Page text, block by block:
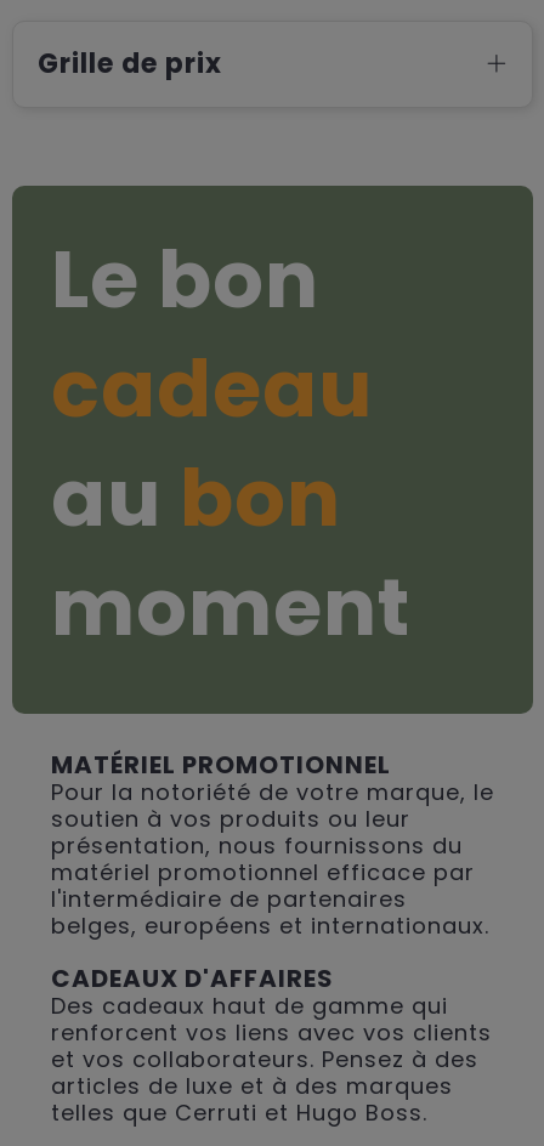
Grille de prix
Le bon
cadeau
au bon
moment
MATÉRIEL PROMOTIONNEL
Pour la notoriété de votre marque, le
soutien à vos produits ou leur
présentation, nous fournissons du
matériel promotionnel efficace par
l'intermédiaire de partenaires
belges, européens et internationaux.
CADEAUX D'AFFAIRES
Des cadeaux haut de gamme qui
renforcent vos liens avec vos clients
et vos collaborateurs. Pensez à des
articles de luxe et à des marques
telles que Cerruti et Hugo Boss.